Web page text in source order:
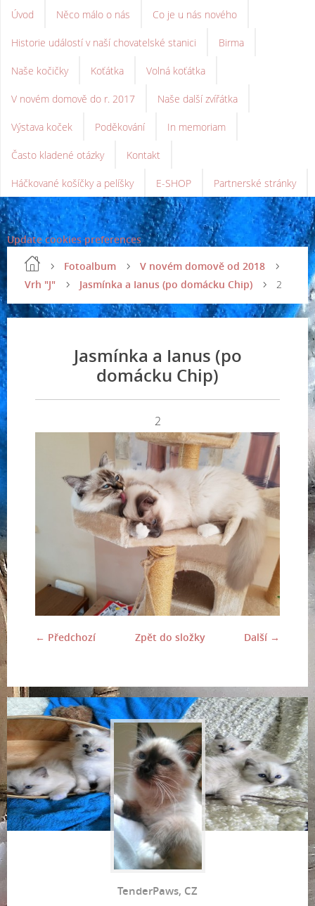
Úvod Něco málo o nás Co je u nás nového
Historie událostí v naší chovatelské stanici Birma
Naše kočičky Koťátka Volná koťátka
V novém domově do r. 2017 Naše další zvířátka
Výstava koček Poděkování In memoriam
Často kladené otázky Kontakt
Háčkované košíčky a pelíšky E-SHOP Partnerské stránky
Update cookies preferences
Fotoalbum
V novém domově od 2018
Vrh "J"
Jasmínka a Ianus (po domácku Chip) 2
Jasmínka a Ianus (po
domácku Chip)
2
← Předchozí Další →
Zpět do složky
TenderPaws, CZ